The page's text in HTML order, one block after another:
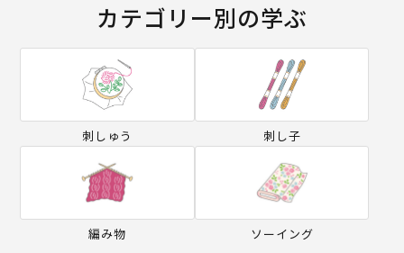
カテゴリー別の学ぶ
刺しゅう 刺し子
編み物 ソーイング